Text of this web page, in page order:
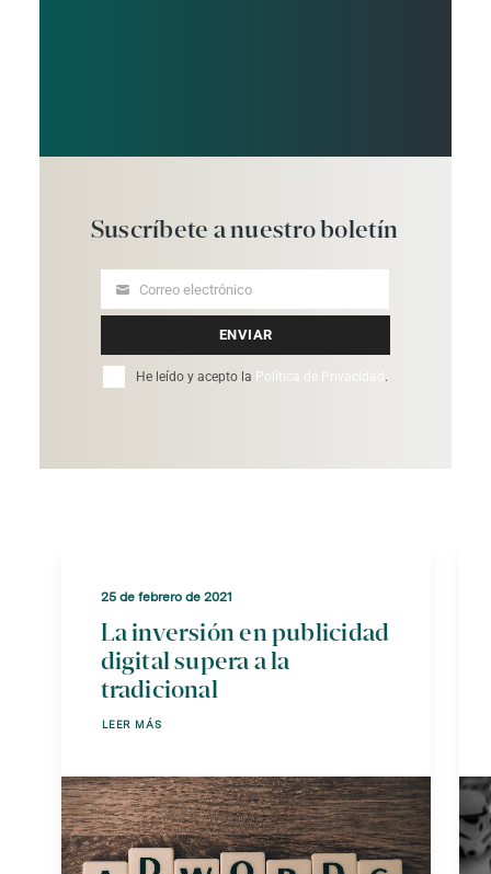
Suscríbete a nuestroboletín
Your
Correo electrónico
ENVIAR
He leído y acepto la Política de Privacidad .
25 de febrero de 2021
La inversión en publicidad
digital supera a la
tradicional
LEER MÁS